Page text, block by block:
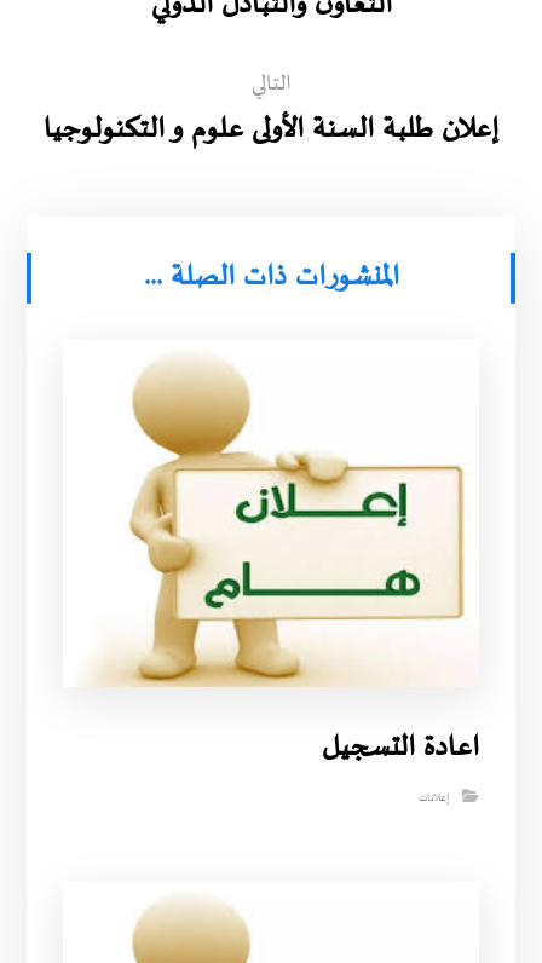
التالي
إعلان طلبة السنة الأولى علوم و التكنولوجيا
المنشورات ذات الصلة ...
اعادة التسجيل
إعلانات